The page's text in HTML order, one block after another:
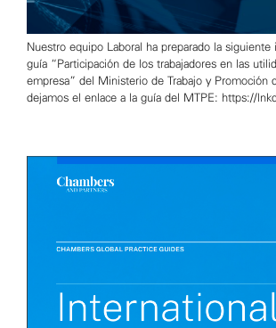
Nuestro equipo Laboral ha preparado la siguiente
guía “Participación de los trabajadores en las
empresa” del Ministerio de Trabajo y Promoción
dejamos el enlace a la guía del MTPE: https://